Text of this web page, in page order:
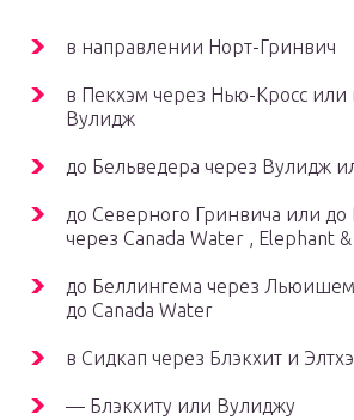
в направлении Норт-Гринвич
в Пекхэм через Нью-Кросс или
Вулидж
до Бельведера через Вулидж
до Северного Гринвича или до
через Canada Water , Elephant
до Беллингема через
до Canada Water
в Сидкап через Блэкхит и
— Блэкхиту или Вулиджу